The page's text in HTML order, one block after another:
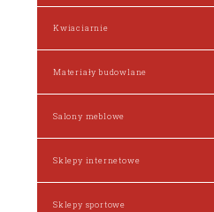
Kwiaciarnie
Materiały budowlane
Salony meblowe
Sklepy internetowe
Sklepy sportowe